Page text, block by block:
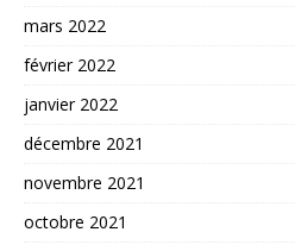
mars 2022
février 2022
janvier 2022
décembre 2021
novembre 2021
octobre 2021